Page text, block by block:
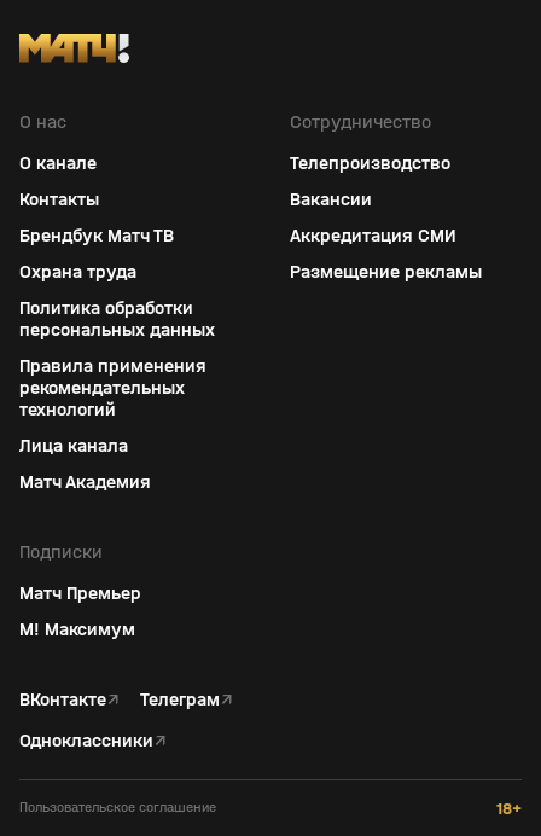
О нас
О канале
Контакты
Брендбук Матч ТВ
Охрана труда
Политика обработки
персональных данных
Правила применения
рекомендательных
технологий
Лица канала
Матч Академия
Сотрудничество
Телепроизводство
Вакансии
Аккредитация СМИ
Размещение рекламы
Подписки
Матч Премьер
М! Максимум
ВКонтакте↗ Телеграм↗
Одноклассники↗
Пользовательское соглашение 18+